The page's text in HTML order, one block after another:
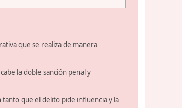
que se realiza de manera
la doble sanción penal y
que el delito pide influencia y la